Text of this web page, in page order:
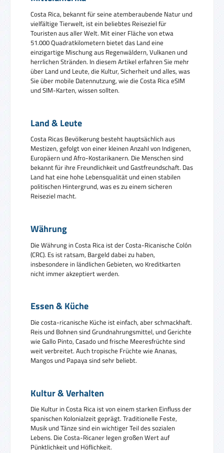
Costa Rica, bekannt für seine atemberaubende Natur und
vielfältige Tierwelt, ist ein beliebtes Reiseziel für
Touristen aus aller Welt. Mit einer Fläche von etwa
51.000 Quadratkilometern bietet das Land eine
einzigartige Mischung aus Regenwäldern, Vulkanen und
herrlichen Stränden. In diesem Artikel erfahren Sie mehr
über Land und Leute, die Kultur, Sicherheit und alles, was
Sie über mobile Datennutzung, wie die Costa Rica eSIM
und SIM-Karten, wissen sollten.
Land & Leute
Costa Ricas Bevölkerung besteht hauptsächlich aus
Mestizen, gefolgt von einer kleinen Anzahl von Indigenen,
Europäern und Afro-Kostarikanern. Die Menschen sind
bekannt für ihre Freundlichkeit und Gastfreundschaft. Das
Land hat eine hohe Lebensqualität und einen stabilen
politischen Hintergrund, was es zu einem sicheren
Reiseziel macht.
Währung
Die Währung in Costa Rica ist der Costa-Ricanische Colón
(CRC). Es ist ratsam, Bargeld dabei zu haben,
insbesondere in ländlichen Gebieten, wo Kreditkarten
nicht immer akzeptiert werden.
Essen & Küche
Die costa-ricanische Küche ist einfach, aber schmackhaft.
Reis und Bohnen sind Grundnahrungsmittel, und Gerichte
wie Gallo Pinto, Casado und frische Meeresfrüchte sind
weit verbreitet. Auch tropische Früchte wie Ananas,
Mangos und Papaya sind sehr beliebt.
Kultur & Verhalten
Die Kultur in Costa Rica ist von einem starken Einfluss der
spanischen Kolonialzeit geprägt. Traditionelle Feste,
Musik und Tänze sind ein wichtiger Teil des sozialen
Lebens. Die Costa-Ricaner legen großen Wert auf
Pünktlichkeit und Höflichkeit.